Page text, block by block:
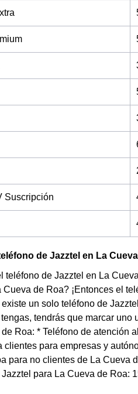
Suscripción
de Jazztel en La
teléfono de Jazztel en La
Cueva de Roa? ¡Entonces el
un solo teléfono de
tendrás que marcar uno
Roa: * Teléfono de atención
clientes para empresas y
para no clientes de La Cueva
para La Cueva de Roa: